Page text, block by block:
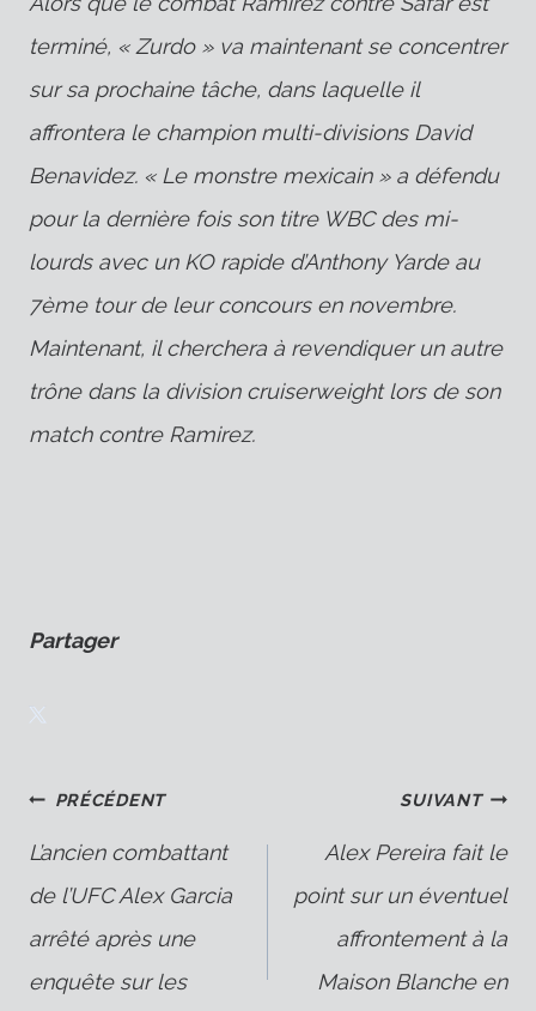
terminé, « Zurdo » va maintenant se concentrer
sur sa prochaine tâche, dans laquelle il
affrontera le champion multi-divisions David
Benavidez. « Le monstre mexicain » a défendu
pour la dernière fois son titre WBC des mi-
lourds avec un KO rapide d’Anthony Yarde au
7ème tour de leur concours en novembre.
Maintenant, il cherchera à revendiquer un autre
trône dans la division cruiserweight lors de son
match contre Ramirez.
Partager
Navigation
de
PRÉCÉDENT
L’ancien combattant
de l’UFC Alex Garcia
arrêté après une
enquête sur les
SUIVANT
Alex Pereira fait le
point sur un éventuel
affrontement à la
Maison Blanche en